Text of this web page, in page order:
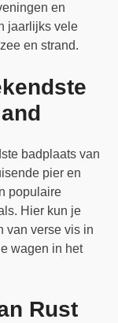
en
jaarlijks vele
en strand.
badplaats van
pier en
populaire
Hier kun je
van verse vis in
wagen in het
Rust